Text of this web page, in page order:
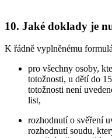
10. Jaké doklady je
K řádně vyplněnému
pro všechny osoby,
totožnosti, u dětí do
totožnosti není
list,
rozhodnutí o svěření
rozhodnutí soudu,